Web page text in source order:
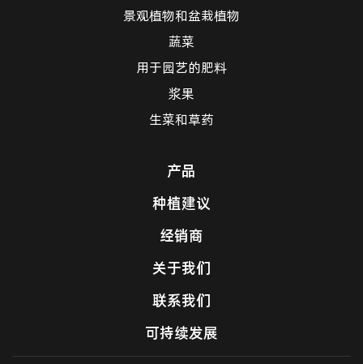
景观植物和盆栽植物
蔬菜
用于园艺的肥料
浆果
生菜和草药
产品
种植建议
经销商
关于我们
联系我们
可持续发展